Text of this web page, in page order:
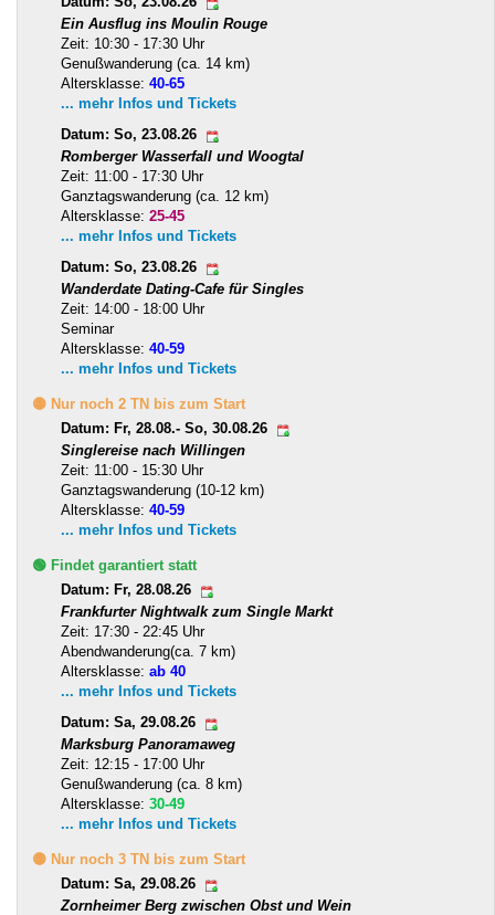
Ein Ausflug ins Moulin Rouge
Zeit: 10:30 - 17:30 Uhr
Genußwanderung (ca. 14 km)
Altersklasse: 40-65
... mehr Infos und Tickets
Datum: So, 23.08.26
Romberger Wasserfall und Woogtal
Zeit: 11:00 - 17:30 Uhr
Ganztagswanderung (ca. 12 km)
Altersklasse: 25-45
... mehr Infos und Tickets
Datum: So, 23.08.26
Wanderdate Dating-Cafe für Singles
Zeit: 14:00 - 18:00 Uhr
Seminar
Altersklasse: 40-59
... mehr Infos und Tickets
🟡 Nur noch 2 TN bis zum Start
Datum: Fr, 28.08.- So, 30.08.26
Singlereise nach Willingen
Zeit: 11:00 - 15:30 Uhr
Ganztagswanderung (10-12 km)
Altersklasse: 40-59
... mehr Infos und Tickets
🟢 Findet garantiert statt
Datum: Fr, 28.08.26
Frankfurter Nightwalk zum Single Markt
Zeit: 17:30 - 22:45 Uhr
Abendwanderung(ca. 7 km)
Altersklasse: ab 40
... mehr Infos und Tickets
Datum: Sa, 29.08.26
Marksburg Panoramaweg
Zeit: 12:15 - 17:00 Uhr
Genußwanderung (ca. 8 km)
Altersklasse: 30-49
... mehr Infos und Tickets
🟡 Nur noch 3 TN bis zum Start
Datum: Sa, 29.08.26
Zornheimer Berg zwischen Obst und Wein